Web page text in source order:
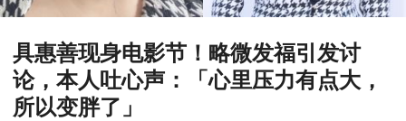
具惠善现身电影节！略微发福引发讨
论，本人吐心声：「心里压力有点大，
所以变胖了」